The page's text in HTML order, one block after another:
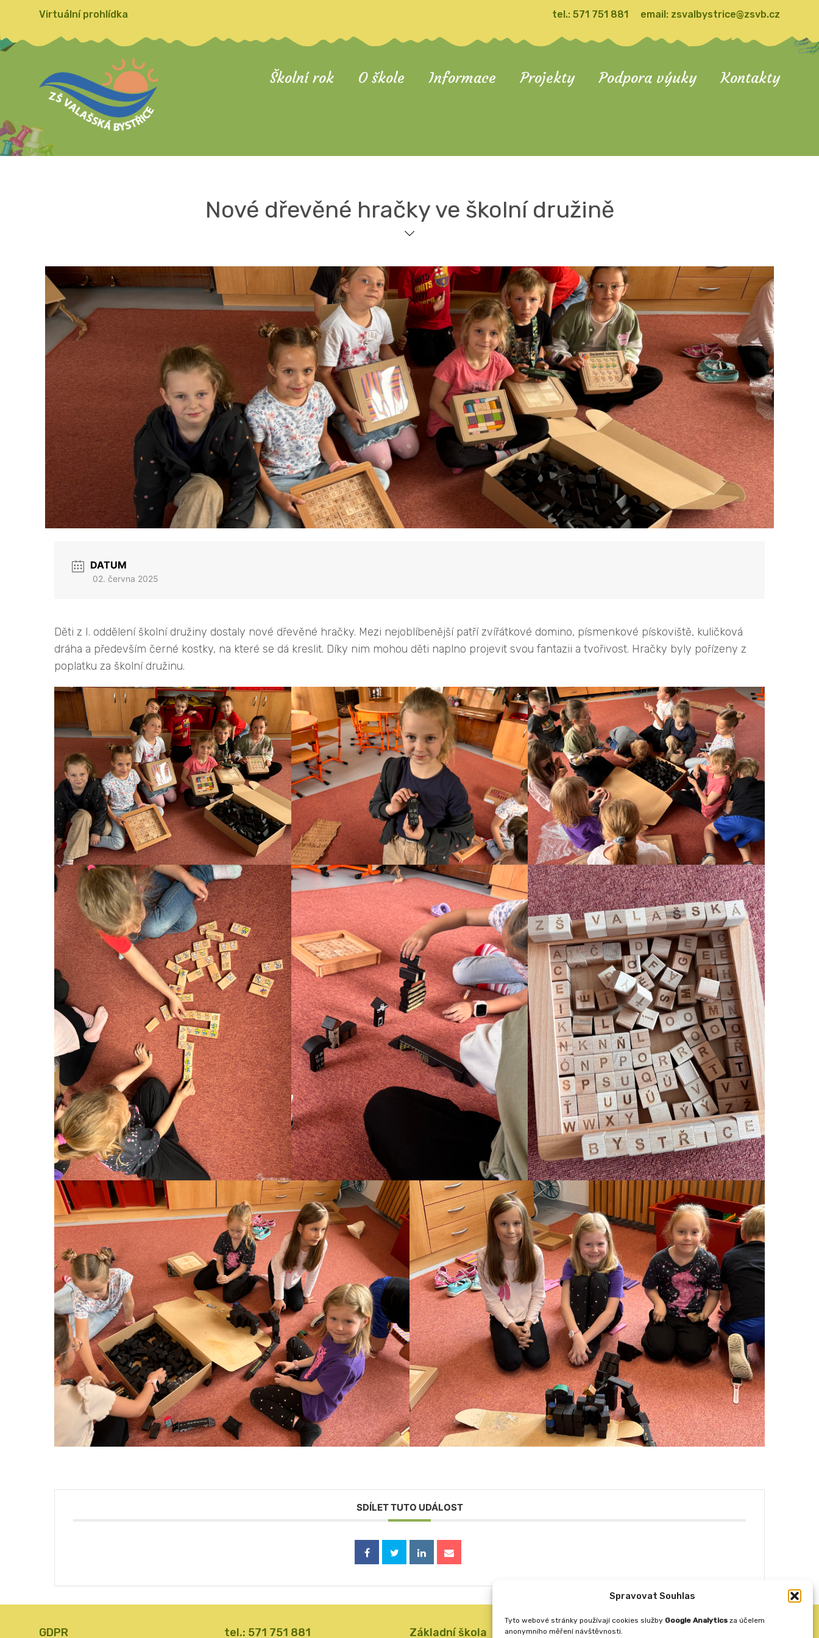
Spravovat Souhlas
Tyto webové stránky používají cookies služby Google Analytics za účelem
anonymního měření návštěvnosti.
Virtuální prohlídka tel.: 571 751 881 email: zsvalbystrice@zsvb.cz
Školní rok O škole Informace Projekty Podpora výuky Kontakty
Nové dřevěné hračky ve školní družině
DATUM
02. června 2025
Děti z I. oddělení školní družiny dostaly nové dřevěné hračky. Mezi nejoblíbenější patří zvířátkové domino, písmenkové pískoviště, kuličková
dráha a především černé kostky, na které se dá kreslit. Díky nim mohou děti naplno projevit svou fantazii a tvořivost. Hračky byly pořízeny z
poplatku za školní družinu.
SDÍLET TUTO UDÁLOST
GDPR tel.: 571 751 881 Základní škola Vytvořila